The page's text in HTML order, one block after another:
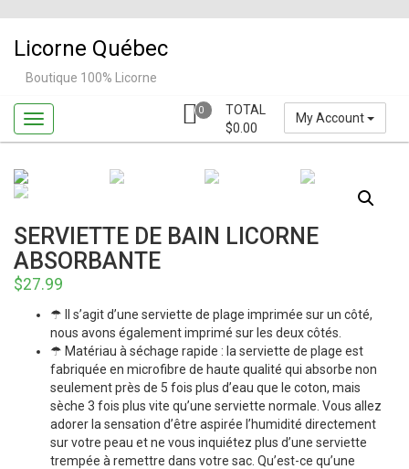
content
Licorne Québec
Boutique 100% Licorne
My Account
0
TOTAL
$0.00
SERVIETTE DE BAIN LICORNE
ABSORBANTE
$27.99
☂ Il s’agit d’une serviette de plage imprimée sur un côté,
nous avons également imprimé sur les deux côtés.
☂ Matériau à séchage rapide : la serviette de plage est
fabriquée en microfibre de haute qualité qui absorbe non
seulement près de 5 fois plus d’eau que le coton, mais
sèche 3 fois plus vite qu’une serviette normale. Vous allez
adorer la sensation d’être aspirée l’humidité directement
sur votre peau et ne vous inquiétez plus d’une serviette
trempée à remettre dans votre sac. Qu’est-ce qu’une